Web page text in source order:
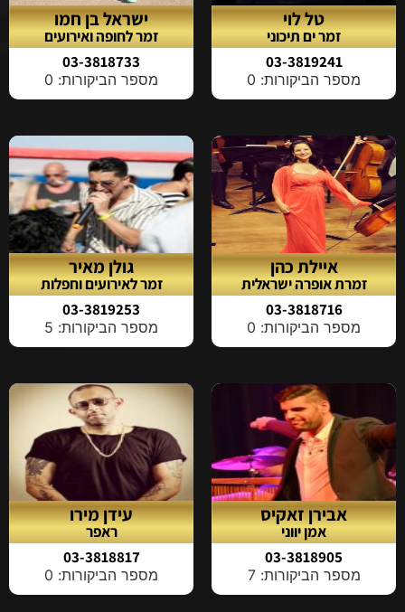
טל לוי
זמר ים תיכוני
03-3819241
מספר הביקורות: 0
ישראל בן חמו
זמר לחופה ואירועים
03-3818733
מספר הביקורות: 0
איילת כהן
זמרת אופרה ישראלית
03-3818716
מספר הביקורות: 0
גולן מאיר
זמר לאירועים וחפלות
03-3819253
מספר הביקורות: 5
אבירן זאקיס
אמן יווני
03-3818905
מספר הביקורות: 7
עידן מירו
ראפר
03-3818817
מספר הביקורות: 0